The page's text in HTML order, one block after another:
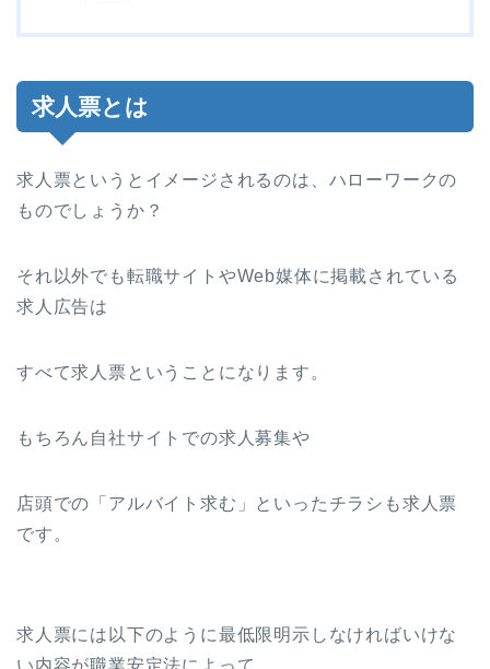
求人票とは
求人票というとイメージされるのは、ハローワークの
ものでしょうか？
それ以外でも転職サイトやWeb媒体に掲載されている
求人広告は
すべて求人票ということになります。
もちろん自社サイトでの求人募集や
店頭での「アルバイト求む」といったチラシも求人票
です。
求人票には以下のように最低限明示しなければいけな
い内容が職業安定法によって